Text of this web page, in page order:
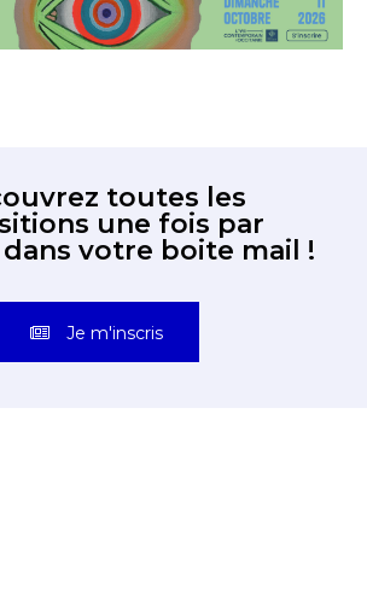
toutes les
une fois par
votre boite mail !
Je m'inscris